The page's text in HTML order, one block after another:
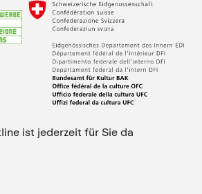
ist jederzeit für Sie da